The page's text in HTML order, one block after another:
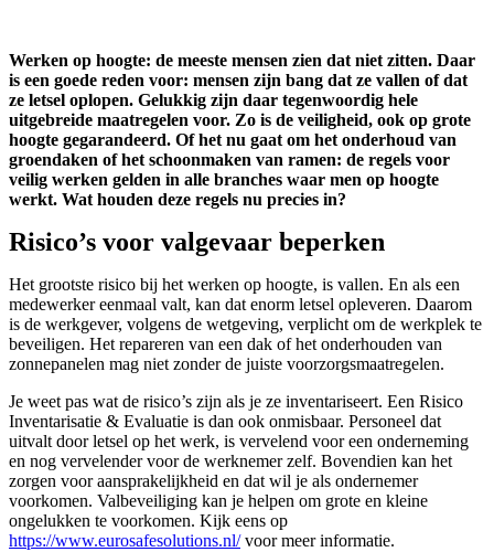
Werken op hoogte: de meeste mensen zien dat niet zitten. Daar
is een goede reden voor: mensen zijn bang dat ze vallen of dat
ze letsel oplopen. Gelukkig zijn daar tegenwoordig hele
uitgebreide maatregelen voor. Zo is de veiligheid, ook op grote
hoogte gegarandeerd. Of het nu gaat om het onderhoud van
groendaken of het schoonmaken van ramen: de regels voor
veilig werken gelden in alle branches waar men op hoogte
werkt. Wat houden deze regels nu precies in?
Risico’s voor valgevaar beperken
Het grootste risico bij het werken op hoogte, is vallen. En als een
medewerker eenmaal valt, kan dat enorm letsel opleveren. Daarom
is de werkgever, volgens de wetgeving, verplicht om de werkplek te
beveiligen. Het repareren van een dak of het onderhouden van
zonnepanelen mag niet zonder de juiste voorzorgsmaatregelen.
Je weet pas wat de risico’s zijn als je ze inventariseert. Een Risico
Inventarisatie & Evaluatie is dan ook onmisbaar. Personeel dat
uitvalt door letsel op het werk, is vervelend voor een onderneming
en nog vervelender voor de werknemer zelf. Bovendien kan het
zorgen voor aansprakelijkheid en dat wil je als ondernemer
voorkomen. Valbeveiliging kan je helpen om grote en kleine
ongelukken te voorkomen. Kijk eens op
https://www.eurosafesolutions.nl/voor meer informatie.